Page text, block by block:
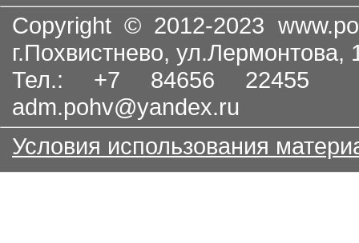
Copyright © 2012-2023
г.Похвистнево, ул.Лермонтова,
Тел.: +7 84656
adm.pohv@yandex.ru
Условия использования